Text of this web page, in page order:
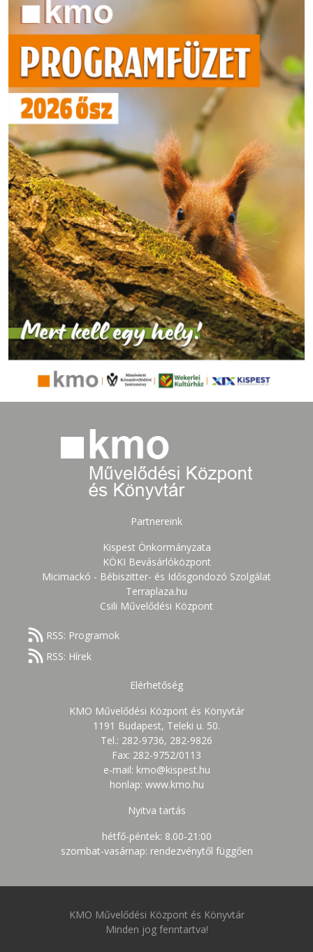
Partnereink
Kispest Önkormányzata
KÖKI Bevásárlóközpont
Micimackó - Bébiszitter- és Idősgondozó Szolgálat
Terraplaza.hu
Csili Művelődési Központ
RSS: Programok
RSS: Hírek
Elérhetőség
KMO Művelődési Központ és Könyvtár
1191 Budapest, Teleki u. 50.
Tel.: 282-9736, 282-9826
Fax: 282-9752/0113
e-mail: kmo@kispest.hu
honlap: www.kmo.hu
Nyitva tartás
hétfő-péntek: 8.00-21:00
szombat-vasárnap: rendezvénytől függően
KMO Művelődési Központ és Könyvtár
Minden jog fenntartva!